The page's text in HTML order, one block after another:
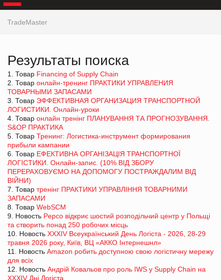
TradeMaster
Результаты поиска
1. Товар Financing of Supply Chain
2. Товар онлайн-тренинг ПРАКТИКИ УПРАВЛЕНИЯ
ТОВАРНЫМИ ЗАПАСАМИ
3. Товар ЭФФЕКТИВНАЯ ОРГАНИЗАЦИЯ ТРАНСПОРТНОЙ
ЛОГИСТИКИ. Онлайн-уроки
4. Товар онлайн тренінг ПЛАНУВАННЯ ТА ПРОГНОЗУВАННЯ.
S&OP ПРАКТИКА
5. Товар Тренинг: Логистика-инструмент формирования
прибыли кампании
6. Товар ЕФЕКТИВНА ОРГАНІЗАЦІЯ ТРАНСПОРТНОЇ
ЛОГІСТИКИ. Онлайн-запис. (10% ВІД ЗБОРУ
ПЕРЕРАХОВУЄМО НА ДОПОМОГУ ПОСТРАЖДАЛИМ ВІД
ВІЙНИ)
7. Товар тренінг ПРАКТИКИ УПРАВЛІННЯ ТОВАРНИМИ
ЗАПАСАМИ
8. Товар WebSCM
9. Новость Pepco відкриє шостий розподільчий центр у Польщі
та створить понад 250 робочих місць
10. Новость XXXIV Всеукраїнський День Логіста - 2026, 28-29
травня 2026 року, Київ, ВЦ «АККО Інтернешнл»
11. Новость Amazon робить доступною свою логістичну мережу
для всіх
12. Новость Андрій Ковальов про роль IWS у Supply Chain на
XXXІV Дні Логіста